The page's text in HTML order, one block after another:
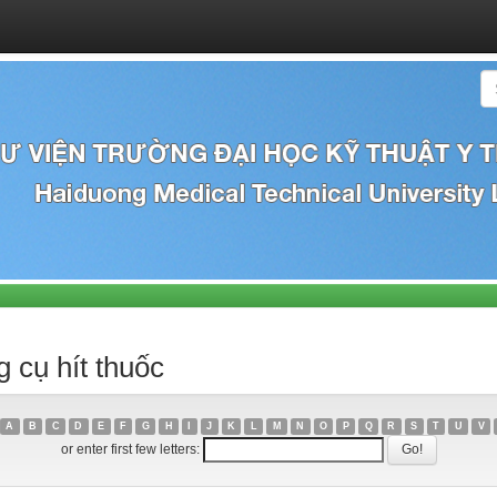
cụ hít thuốc
A B C D E F G H J K L M N O P Q R S T U V
or enter first few letters: